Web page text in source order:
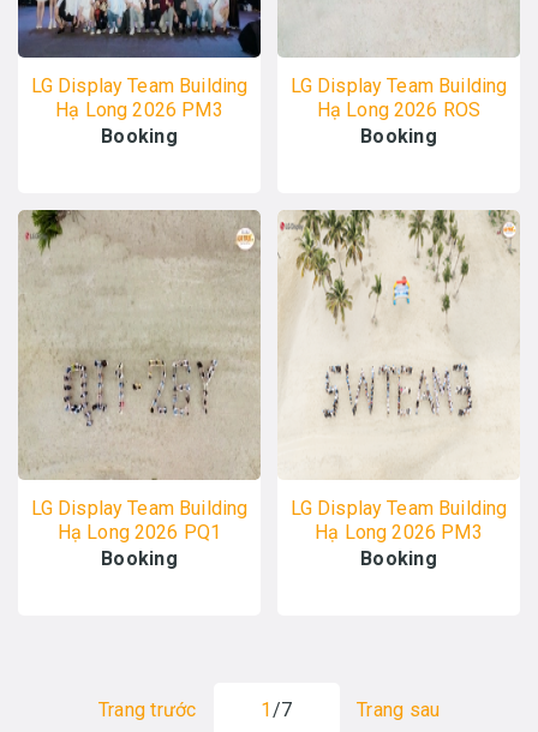
LG Display Team Building
Hạ Long 2026 PM3
24/04 - ALO TOUR
Booking
LG Display Team Building
Hạ Long 2026 ROS
20/04 - ALO TOUR
Booking
LG Display Team Building
Hạ Long 2026 PQ1
20/04 - ALO TOUR
Booking
LG Display Team Building
Hạ Long 2026 PM3
20/04 - ALO TOUR
Booking
Trang trước 1 /7 Trang sau